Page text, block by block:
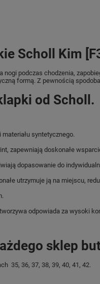
Scholl Kim
nogi podczas chodzenia,
formą. Z pewnością
od Scholl.
syntetycznego.
zapewniają doskonałe
dopasowanie do
utrzymuje ją na miejscu,
odpowiada za wysoki
sklep
35, 36, 37, 38, 39, 40, 41, 42.